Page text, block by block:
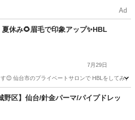
Ad
夏休み🌻眉毛で印象アップ✨HBL
7月29日
😊 仙台市のプライベートサロンで HBLをしてみ
その他 眉毛
野区】仙台/針金パーマ/パイプドレッ